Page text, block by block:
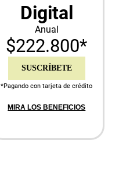
Digital
Anual
$222.800*
SUSCRÍBETE
*Pagando con tarjeta de crédito
MIRA LOS BENEFICIOS